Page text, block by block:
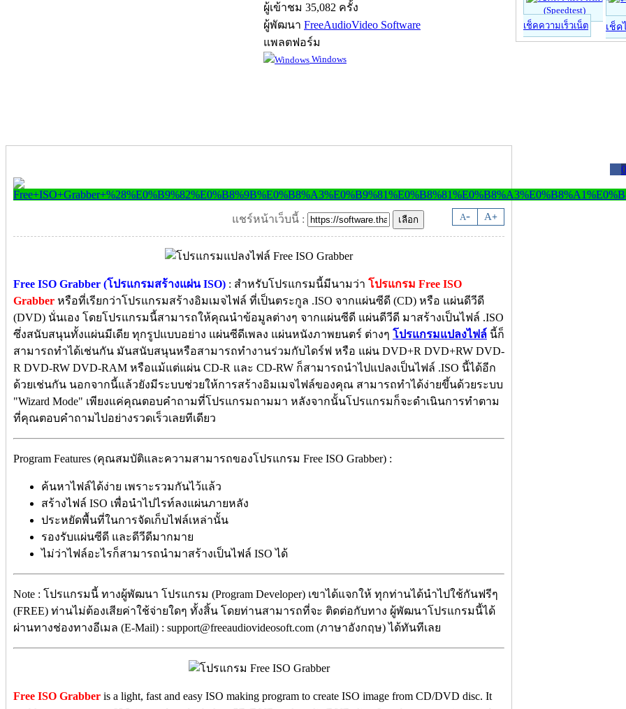
ผู้เข้าชม 35,082 ครั้ง
ผู้พัฒนา FreeAudioVideo Software
แพลตฟอร์ม
Windows
0
A- A+
แชร์หน้าเว็บนี้ :
Free ISO Grabber (โปรแกรมสร้างแผ่น ISO) : สำหรับโปรแกรมนี้มีนามว่า โปรแกรม Free ISO
Grabber หรือที่เรียกว่าโปรแกรมสร้างอิมเมจไฟล์ ที่เป็นตระกูล .ISO จากแผ่นซีดี (CD) หรือ แผ่นดีวีดี
(DVD) นั่นเอง โดยโปรแกรมนี้สามารถให้คุณนำข้อมูลต่างๆ จากแผ่นซีดี แผ่นดีวีดี มาสร้างเป็นไฟล์ .ISO
ซึ่งสนับสนุนทั้งแผ่นมีเดีย ทุกรูปแบบอย่าง แผ่นซีดีเพลง แผ่นหนังภาพยนตร์ ต่างๆ โปรแกรมแปลงไฟล์ นี้ก็
สามารถทำได้เช่นกัน มันสนับสนุนหรือสามารถทำงานร่วมกับไดร์ฟ หรือ แผ่น DVD+R DVD+RW DVD-
R DVD-RW DVD-RAM หรือแม้แต่แผ่น CD-R และ CD-RW ก็สามารถนำไปแปลงเป็นไฟล์ .ISO นี้ได้อีก
ด้วยเช่นกัน นอกจากนี้แล้วยังมีระบบช่วยให้การสร้างอิมเมจไฟล์ของคุณ สามารถทำได้ง่ายขึ้นด้วยระบบ
"Wizard Mode" เพียงแค่คุณตอบคำถามที่โปรแกรมถามมา หลังจากนั้นโปรแกรมก็จะดำเนินการทำตาม
ที่คุณตอบคำถามไปอย่างรวดเร็วเลยทีเดียว
Program Features (คุณสมบัติและความสามารถของโปรแกรม Free ISO Grabber) :
ค้นหาไฟล์ได้ง่าย เพราะรวมกันไว้แล้ว
สร้างไฟล์ ISO เพื่อนำไปไรท์ลงแผ่นภายหลัง
ประหยัดพื้นที่ในการจัดเก็บไฟล์เหล่านั้น
รองรับแผ่นซีดี และดีวีดีมากมาย
ไม่ว่าไฟล์อะไรก็สามารถนำมาสร้างเป็นไฟล์ ISO ได้
Note : โปรแกรมนี้ ทางผู้พัฒนา โปรแกรม (Program Developer) เขาได้แจกให้ ทุกท่านได้นำไปใช้กันฟรีๆ
(FREE) ท่านไม่ต้องเสียค่าใช้จ่ายใดๆ ทั้งสิ้น โดยท่านสามารถที่จะ ติดต่อกับทาง ผู้พัฒนาโปรแกรมนี้ได้
ผ่านทางช่องทางอีเมล (E-Mail) : support@freeaudiovideosoft.com (ภาษาอังกฤษ) ได้ทันทีเลย
Free ISO Grabber is a light, fast and easy ISO making program to create ISO image from CD/DVD disc. It
เช็คความเร็วเน็ต เช็ค